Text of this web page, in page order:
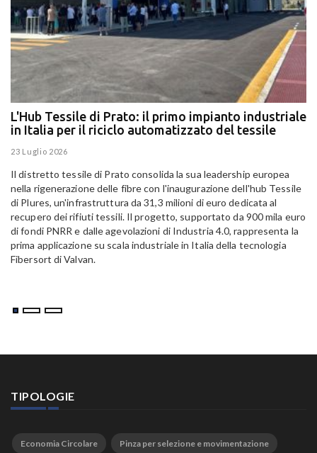
L'Hub Tessile di Prato: il primo impianto industriale
in Italia per il riciclo automatizzato del tessile
23 Luglio 2026
Il distretto tessile di Prato consolida la sua leadership europea
nella rigenerazione delle fibre con l'inaugurazione dell'hub Tessile
di Plures, un'infrastruttura da 31,3 milioni di euro dedicata al
recupero dei rifiuti tessili. Il progetto, supportato da 900 mila euro
di fondi PNRR e dalle agevolazioni di Industria 4.0, rappresenta la
prima applicazione su scala industriale in Italia della tecnologia
Fibersort di Valvan.
TIPOLOGIE
Economia Circolare Pinza per selezione e movimentazione